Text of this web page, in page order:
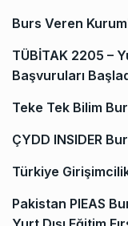
Burs Veren
TÜBİTAK 2205 –
Başvuruları
Teke Tek Bilim
ÇYDD INSIDER
Türkiye
Pakistan PIEAS